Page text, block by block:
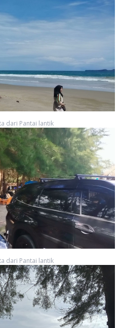
dari Pantai lantik
dari Pantai lantik